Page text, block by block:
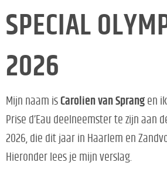
SPECIAL
2026
Mijn naam is Carolien van Sprang en
Prise d’Eau deelneemster te zijn aan
2026, die dit jaar in Haarlem en
Hieronder lees je mijn verslag.